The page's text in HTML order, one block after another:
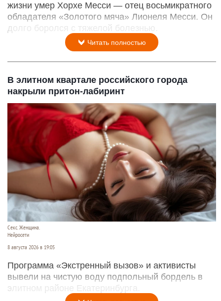
жизни умер Хорхе Месси — отец восьмикратного
обладателя «Золотого мяча» Лионеля Месси. Он
долго боролся с тяжелой болезнью.
Читать полностью
В элитном квартале российского города
накрыли притон-лабиринт
Секс. Женщина.
Нейросети
8 августа 2026 в 19:05
Программа «Экстренный вызов» и активисты
вывели на чистую воду подпольный бордель в
элитном районе Екатеринбурга.